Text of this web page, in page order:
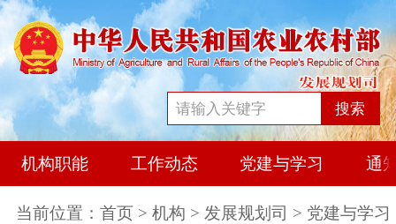
搜索
机构职能 工作动态 党建与学习 通
当前位置： 首页 > 机构 > 发展规划司 > 党建与学习